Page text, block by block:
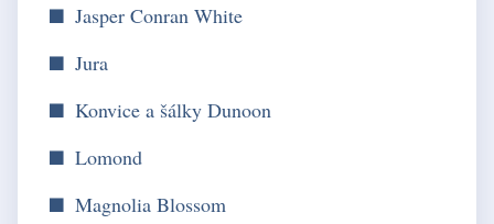
Jasper Conran White
Jura
Konvice a šálky Dunoon
Lomond
Magnolia Blossom